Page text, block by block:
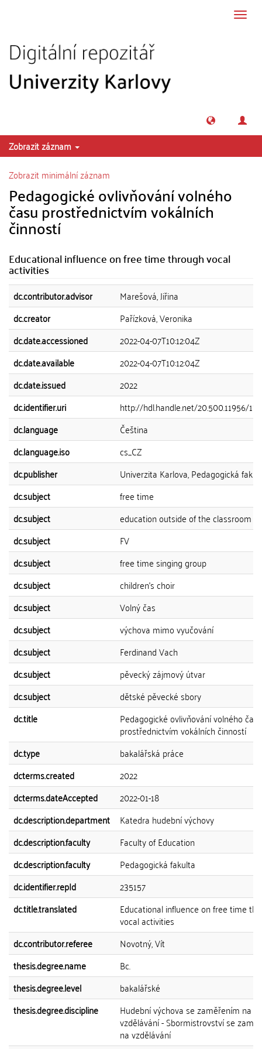
Zobrazit záznam
Zobrazit minimální záznam
Pedagogické ovlivňování volného
času prostřednictvím vokálních
činností
Educational influence on free time through vocal
activities
dc.contributor.advisor
Marešová, Jiřina
dc.creator
Pařízková, Veronika
dc.date.accessioned
2022-04-07T10:12:04Z
dc.date.available
2022-04-07T10:12:04Z
dc.date.issued
2022
dc.identifier.uri
http://hdl.handle.net/20.500.11956/
dc.language
Čeština
dc.language.iso
cs_CZ
dc.publisher
Univerzita Karlova, Pedagogická
dc.subject
free time
dc.subject
education outside of the classroom
dc.subject
FV
dc.subject
free time singing group
dc.subject
children's choir
dc.subject
Volný čas
dc.subject
výchova mimo vyučování
dc.subject
Ferdinand Vach
dc.subject
pěvecký zájmový útvar
dc.subject
dětské pěvecké sbory
dc.title
Pedagogické ovlivňování volného času
prostřednictvím vokálních činností
dc.type
bakalářská práce
dcterms.created
2022
dcterms.dateAccepted
2022-01-18
dc.description.department
Katedra hudební výchovy
dc.description.faculty
Faculty of Education
dc.description.faculty
Pedagogická fakulta
dc.identifier.repId
235157
dc.title.translated
Educational influence on free time
vocal activities
dc.contributor.referee
Novotný, Vít
thesis.degree.name
Bc.
thesis.degree.level
bakalářské
thesis.degree.discipline
Hudební výchova se zaměřením na
vzdělávání - Sbormistrovství se
na vzdělávání